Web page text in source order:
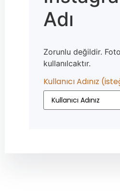
Adı
Zorunlu değildir.
kullanılcaktır.
Kullanıcı Adınız